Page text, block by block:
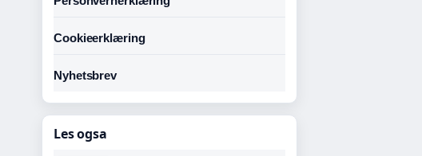
Cookieerklæring
Nyhetsbrev
Les ogsa